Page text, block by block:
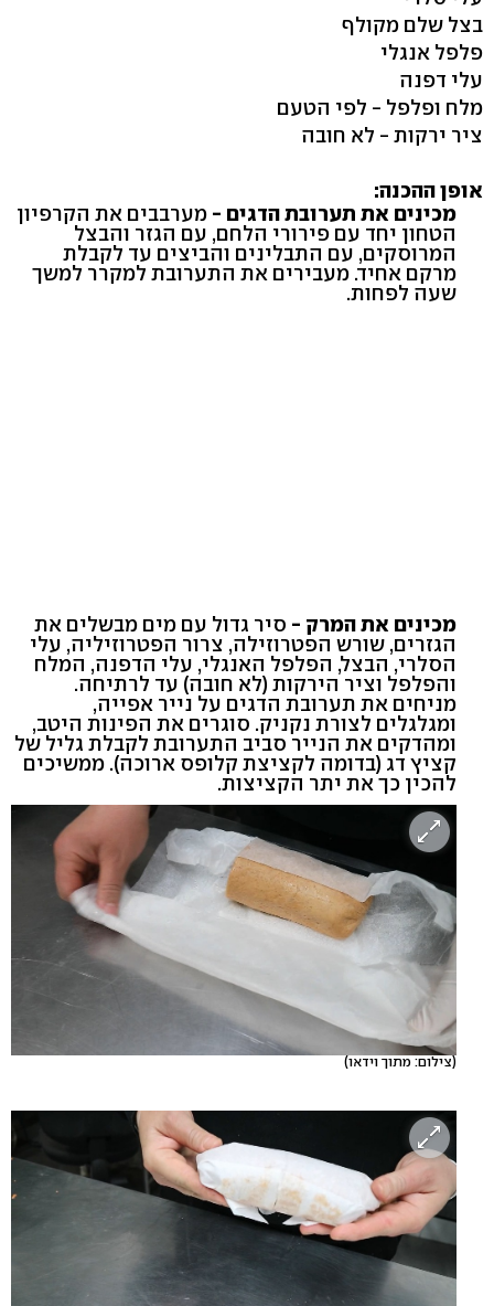
בצל שלם מקולף
פלפל אנגלי
עלי דפנה
מלח ופלפל - לפי הטעם
ציר ירקות - לא חובה
אופן ההכנה:
מכינים את תערובת הדגים - מערבבים את הקרפיון
הטחון יחד עם פירורי הלחם, עם הגזר והבצל
המרוסקים, עם התבלינים והביצים עד לקבלת
מרקם אחיד. מעבירים את התערובת למקרר למשך
שעה לפחות.
מכינים את המרק - סיר גדול עם מים מבשלים את
הגזרים, שורש הפטרוזילה, צרור הפטרוזיליה, עלי
הסלרי, הבצל, הפלפל האנגלי, עלי הדפנה, המלח
והפלפל וציר הירקות (לא חובה) עד לרתיחה.
מניחים את תערובת הדגים על נייר אפייה,
ומגלגלים לצורת נקניק. סוגרים את הפינות היטב,
ומהדקים את הנייר סביב התערובת לקבלת גליל של
קציץ דג (בדומה לקציצת קלופס ארוכה). ממשיכים
להכין כך את יתר הקציצות.
(צילום: מתוך וידאו)